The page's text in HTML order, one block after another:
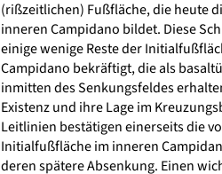
(rißzeitlichen) Fußfläche, die heute
inneren Campidano bildet. Diese
einige wenige Reste der
Campidano bekräftigt, die als
inmitten des Senkungsfeldes
Existenz und ihre Lage im
Leitlinien bestätigen einerseits die
Initialfußfläche im inneren
deren spätere Absenkung. Einen